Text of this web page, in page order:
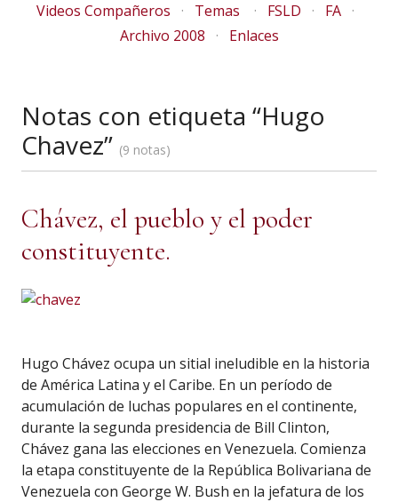
Videos Compañeros
Temas FSLD
FA
Archivo 2008
Enlaces
Notas con etiqueta “Hugo
Chavez”
9 notas
Chávez, el pueblo y el poder
constituyente.
Hugo Chávez ocupa un sitial ineludible en la historia
de América Latina y el Caribe. En un período de
acumulación de luchas populares en el continente,
durante la segunda presidencia de Bill Clinton,
Chávez gana las elecciones en Venezuela. Comienza
la etapa constituyente de la República Bolivariana de
Venezuela con George W. Bush en la jefatura de los